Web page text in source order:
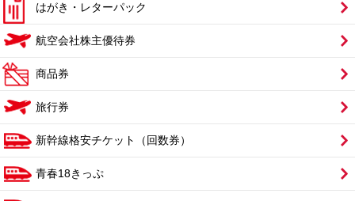
はがき・レターパック
航空会社株主優待券
商品券
旅行券
新幹線格安チケット（回数券）
青春18きっぷ